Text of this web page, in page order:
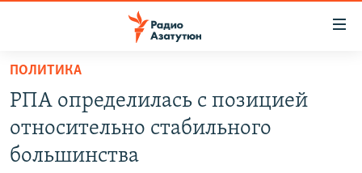
Перейти
основному
содержанию
Перейти
ПОЛИТИКА
ПОЛИТИКА
РПА определилась с позицией
относительно стабильного
большинства